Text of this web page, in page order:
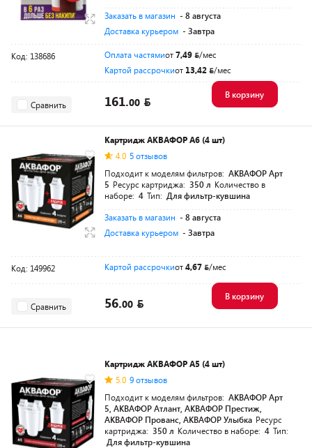
Заказать в магазин - 8 августа
Доставка курьером - Завтра
Код: 138686 Оплата частямиот7,49
/мес
Картой рассрочкиот 13,42 /мес
Сравнить 161.00
В корзину
Картридж АКВАФОР А6 (4 шт)
4.0 5 отзывов
Подходит к моделям фильтров: АКВАФОР Арт
5 Ресурс картриджа: 350 л Количество в
наборе: 4 Тип: Для фильтр-кувшина
Заказать в магазин - 8 августа
Доставка курьером - Завтра
Код: 149962 Картой рассрочкиот4,67 /мес
Сравнить 56.00
В корзину
Картридж АКВАФОР А5 (4 шт)
5.0 9 отзывов
Подходит к моделям фильтров: АКВАФОР Арт
5, АКВАФОР Атлант, АКВАФОР Престиж,
АКВАФОР Прованс, АКВАФОР Улыбка Ресурс
картриджа: 350 л Количество в наборе: 4 Тип:
Для фильтр-кувшина